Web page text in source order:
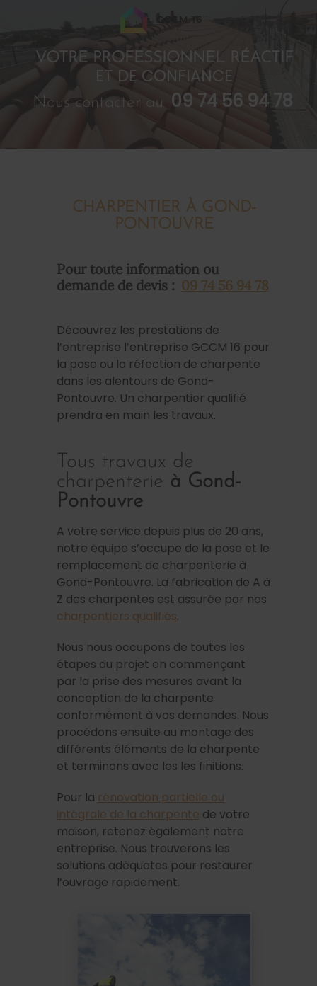
VOTRE PROFESSIONNEL RÉACTIF
ET DE CONFIANCE
Nous contacter au 09 74 56 94 78
CHARPENTIER À GOND-
PONTOUVRE
Pour toute information ou
demande de devis : 09 74 56 94 78
Découvrez les prestations de
l’entreprise l’entreprise GCCM 16 pour
la pose ou la réfection de charpente
dans les alentours de Gond-
Pontouvre. Un charpentier qualifié
prendra en main les travaux.
Tous travaux de
charpenterie à Gond-
Pontouvre
A votre service depuis plus de 20 ans,
notre équipe s’occupe de la pose et le
remplacement de charpenterie à
Gond-Pontouvre. La fabrication de A à
Z des charpentes est assurée par nos
charpentiers qualifiés.
Nous nous occupons de toutes les
étapes du projet en commençant
par la prise des mesures avant la
conception de la charpente
conformément à vos demandes. Nous
procédons ensuite au montage des
différents éléments de la charpente
et terminons avec les les finitions.
Pour la rénovation partielle ou
intégrale de la charpente de votre
maison, retenez également notre
entreprise. Nous trouverons les
solutions adéquates pour restaurer
l’ouvrage rapidement.